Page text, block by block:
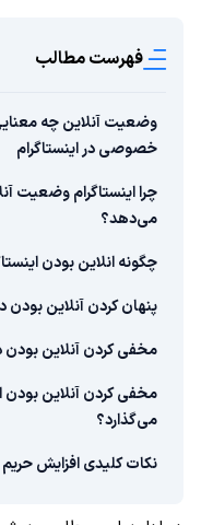
فهرست مطالب
وضعیت آنلاین چه معنایی
خصوصی در اینستاگرام
چرا اینستاگرام وضعیت
می‌دهد؟
چگونه انلاین بودن
پنهان کردن آنلاین بودن
مخفی کردن آنلاین بودن
مخفی کردن آنلاین بودن
می‌گذارد؟
نکات کلیدی افزایش